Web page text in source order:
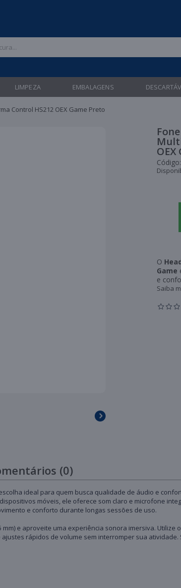
LIMPEZA EMBALAGENS
Control HS212 OEX Game Preto
Código:
O
Game
e
Saiba
(0)
ideal para quem busca qualidade de áudio e
dispositivos móveis, ele oferece som claro e microfone
e conforto durante longas sessões de uso.
e aproveite uma experiência sonora imersiva.
rápidos de volume sem interromper sua